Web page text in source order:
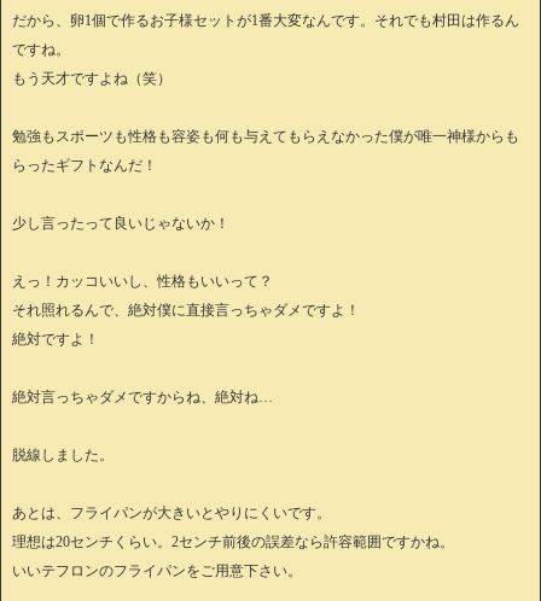
だから、卵1個で作るお子様セットが1番大変なんです。それでも村田は作るん
ですね。
もう天才ですよね（笑）
勉強もスポーツも性格も容姿も何も与えてもらえなかった僕が唯一神様からも
らったギフトなんだ！
少し言ったって良いじゃないか！
えっ！カッコいいし、性格もいいって？
それ照れるんで、絶対僕に直接言っちゃダメですよ！
絶対ですよ！
絶対言っちゃダメですからね、絶対ね…
脱線しました。
あとは、フライパンが大きいとやりにくいです。
理想は20センチくらい。2センチ前後の誤差なら許容範囲ですかね。
いいテフロンのフライパンをご用意下さい。